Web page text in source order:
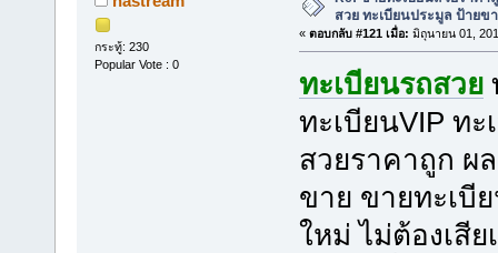
กระทู้: 230
Popular Vote : 0
สวย ทะเบียนประมูล ป้ายข
« ตอบกลับ #121 เมื่อ: มิถุนายน 01,
ทะเบียนรถสวย
ทะเบียนVIP ท
สวยราคาถูก ผ
ขาย ขายทะเบี
ใหม่ ไม่ต้องเสีย